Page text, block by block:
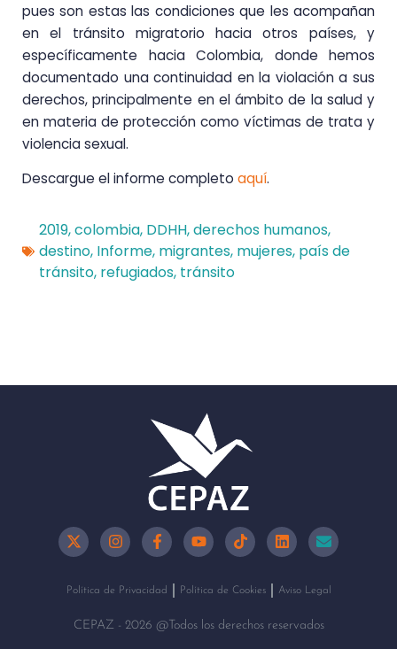
pues son estas las condiciones que les acompañan
en el tránsito migratorio hacia otros países, y
específicamente hacia Colombia, donde hemos
documentado una continuidad en la violación a sus
derechos, principalmente en el ámbito de la salud y
en materia de protección como víctimas de trata y
violencia sexual.
Descargue el informe completo aquí.
2019,colombia, DDHH,derechos humanos,
destino, Informe, migrantes, mujeres, país de
tránsito, refugiados, tránsito
Política de Privacidad Política de Cookies Aviso Legal
CEPAZ - 2026 @Todos los derechos reservados